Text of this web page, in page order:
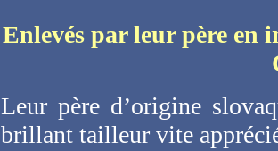
Enlevés par leur père en
Leur père d’origine
brillant tailleur vite